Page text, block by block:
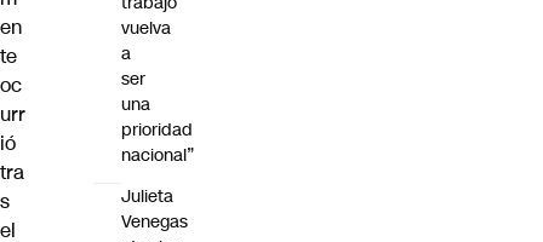
en
te
oc
urr
ió
tra
s
el
vuelva
a
ser
una
prioridad
nacional”
Julieta
Venegas